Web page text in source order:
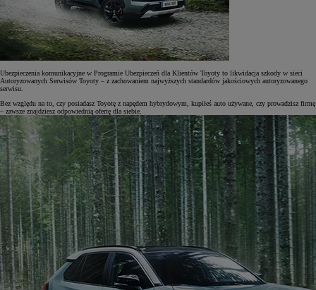
Ubezpieczenia komunikacyjne w Programie Ubezpieczeń dla Klientów Toyoty to likwidacja szkody w sieci
Autoryzowanych Serwisów Toyoty – z zachowaniem najwyższych standardów jakościowych autoryzowanego
serwisu.
Bez względu na to, czy posiadasz Toyotę z napędem hybrydowym, kupiłeś auto używane, czy prowadzisz firmę
– zawsze znajdziesz odpowiednią ofertę dla siebie.